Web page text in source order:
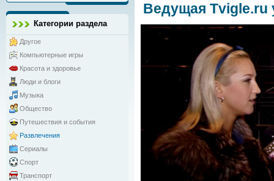
Категории раздела
Другое
Компьютерные игры
Красота и здоровье
Люди и блоги
Музыка
Общество
Путешествия и события
Развлечения
Сериалы
Спорт
Транспорт
Ведущая Tvigle.ru